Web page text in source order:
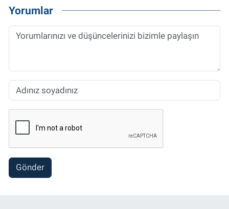
Yorumlar
Gönder